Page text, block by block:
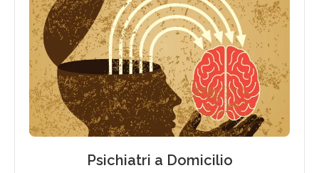
Psichiatri a Domicilio
Psichiatri a Domicilio